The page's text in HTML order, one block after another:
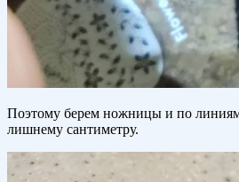
Поэтому берем ножницы и по
лишнему сантиметру.